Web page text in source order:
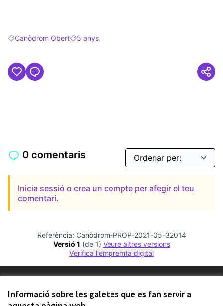
Informació sobre les galetes que es fan servir a
Resultats en filtrar per: Canòdrom Obert
Canòdrom ObertResultats en filtrar per: 5 anys
5 anys
0 comentaris
Inicia sessió o crea un compte per afegir el teu
comentari.
Referència: Canòdrom-PROP-2021-05-32014
Versió 1 (de 1)
veure altres versions
Verifica l'empremta digital
Configuració de les galetes
Comunitat Canòdrom a Facebook
(Link externo)
Comunitat Canòdrom a Instagram
(Link externo)
Comunitat Canòdrom a YouTube
(Link externo)
Català